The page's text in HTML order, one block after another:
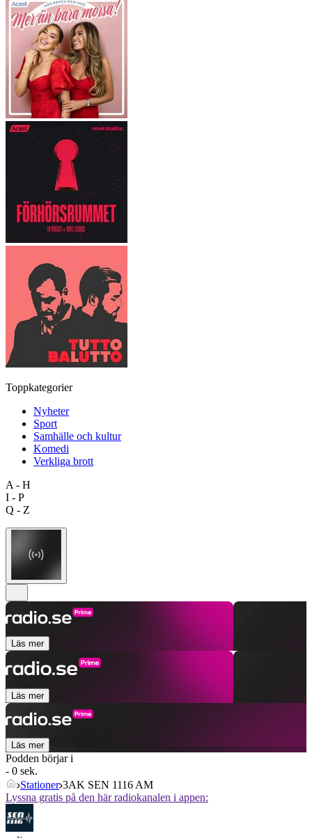
Toppkategorier
Nyheter
Sport
Samhälle och kultur
Komedi
Verkliga brott
A - H
I - P
Q - Z
Läs mer
Läs mer
Läs mer
Podden börjar i
- 0 sek.
Stationer 3AK SEN 1116 AM
Lyssna gratis på den här radiokanalen i appen: